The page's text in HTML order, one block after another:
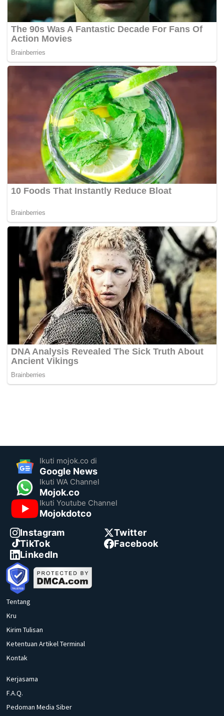
Ikuti mojok.co di
Google News
Ikuti WA Channel
Mojok.co
Ikuti Youtube Channel
Mojokdotco
Instagram
Twitter
TikTok
Facebook
LinkedIn
Tentang
Kru
Kirim Tulisan
Ketentuan Artikel Terminal
Kontak
Kerjasama
F.A.Q.
Pedoman Media Siber